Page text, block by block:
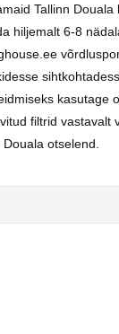
Tallinn Douala
hiljemalt 6-8
kasutage
filtrid vastavalt
otselend.